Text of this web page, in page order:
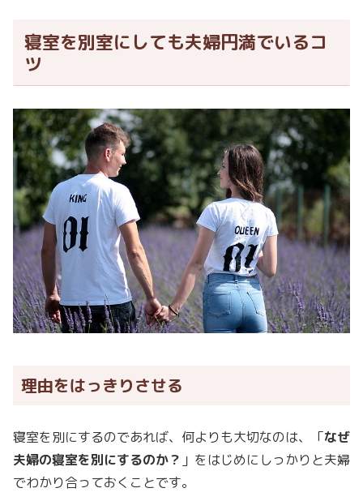
寝室を別室にしても夫婦円満でいるコ
ツ
理由をはっきりさせる
寝室を別にするのであれば、何よりも大切なのは、「なぜ
夫婦の寝室を別にするのか？ 」をはじめにしっかりと夫婦
でわかり合っておくことです。